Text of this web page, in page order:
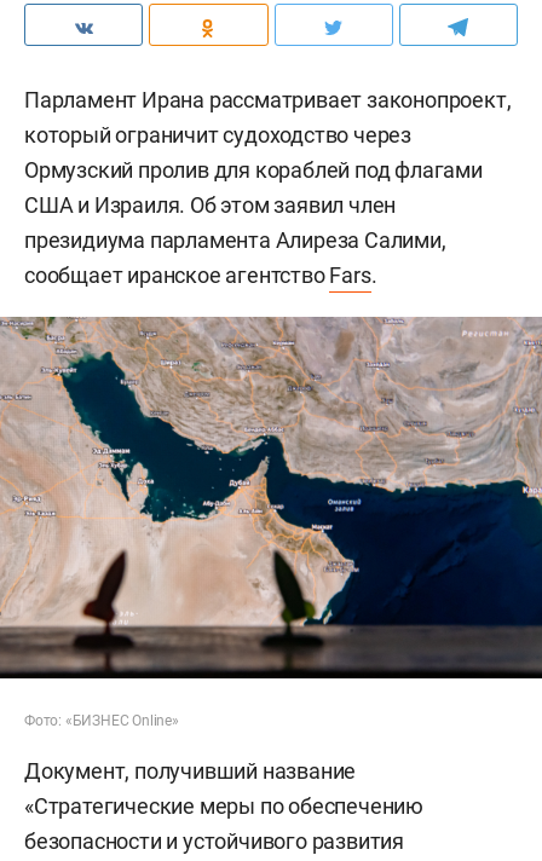
Парламент Ирана рассматривает законопроект,
который ограничит судоходство через
Ормузский пролив для кораблей под флагами
США и Израиля. Об этом заявил член
президиума парламента Алиреза Салими,
сообщает иранское агентствоFars.
Фото: «БИЗНЕС Online»
Документ, получивший название
«Стратегические меры по обеспечению
безопасности и устойчивого развития